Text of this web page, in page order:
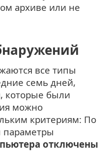
архиве или не
все типы
семь дней,
которые были
можно
критериям: По
отключены